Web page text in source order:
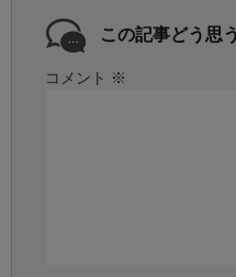
この記事どう思
コメント ※